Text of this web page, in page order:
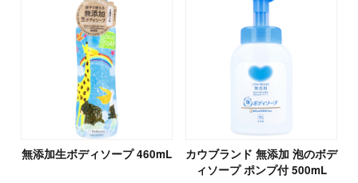
無添加生ボディソープ 460mL
カウブランド 無添加 泡のボデ
ィソープ ポンプ付 500mL